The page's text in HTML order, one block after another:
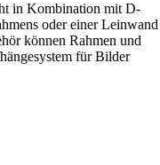
in Kombination mit D-
oder einer Leinwand
können Rahmen und
für Bilder